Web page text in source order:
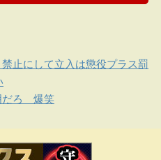
止にして立入は懲役プラス罰
だろ 爆笑